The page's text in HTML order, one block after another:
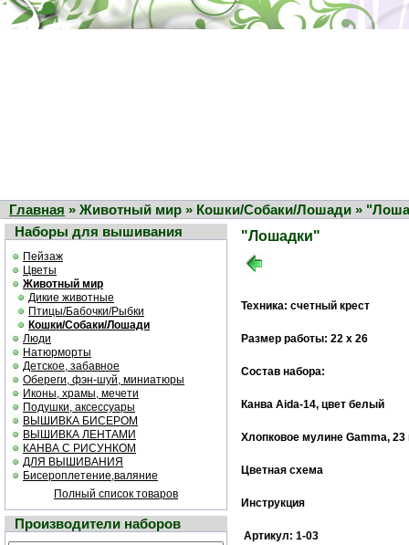
Главная » Животный мир » Кошки/Собаки/Лошади »
Наборы для вышивания
Пейзаж
Цветы
Животный мир
Дикие животные
Птицы/Бабочки/Рыбки
Кошки/Собаки/Лошади
Люди
Натюрморты
Детское, забавное
Обереги, фэн-шуй, миниатюры
Иконы, храмы, мечети
Подушки, аксессуары
ВЫШИВКА БИСЕРОМ
ВЫШИВКА ЛЕНТАМИ
КАНВА С РИСУНКОМ
ДЛЯ ВЫШИВАНИЯ
Бисероплетение,валяние
Полный список товаров
Производители наборов
"Лошадки"
Техника: счетный крест
Размер работы: 22 х 26
Состав набора:
Канва Aida-14, цвет белый
Хлопковое мулине Gamma, 23
Цветная схема
Инструкция
Артикул: 1-03